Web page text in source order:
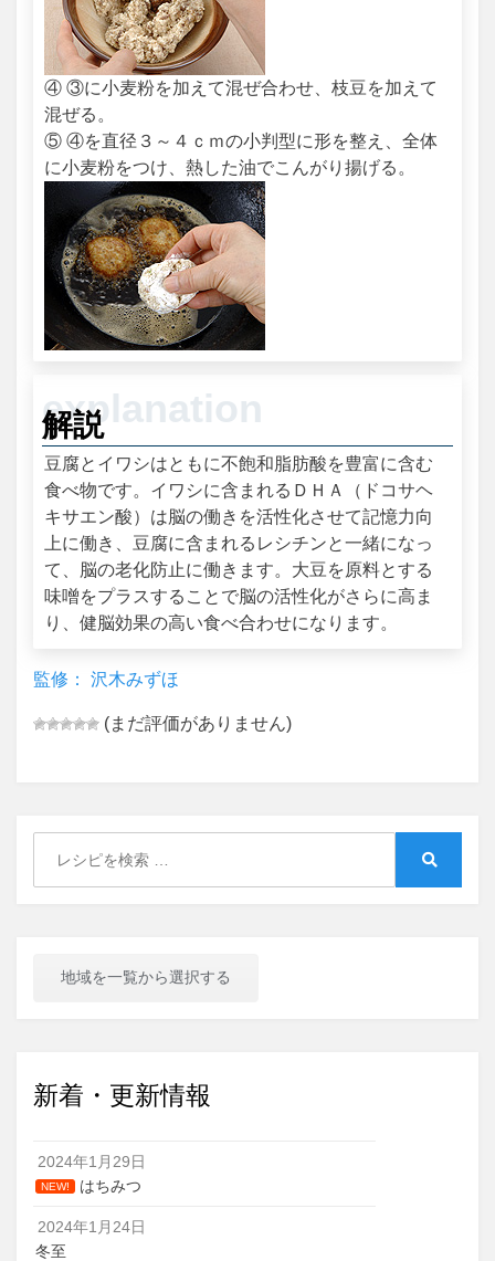
④ ③に小麦粉を加えて混ぜ合わせ、枝豆を加えて
混ぜる。
⑤ ④を直径３～４ｃｍの小判型に形を整え、全体
に小麦粉をつけ、熱した油でこんがり揚げる。
解説
豆腐とイワシはともに不飽和脂肪酸を豊富に含む
食べ物です。イワシに含まれるＤＨＡ（ドコサヘ
キサエン酸）は脳の働きを活性化させて記憶力向
上に働き、豆腐に含まれるレシチンと一緒になっ
て、脳の老化防止に働きます。大豆を原料とする
味噌をプラスすることで脳の活性化がさらに高ま
り、健脳効果の高い食べ合わせになります。
監修： 沢木みずほ
(まだ評価がありません)
地域を一覧から選択する
新着・更新情報
2024年1月29日
NEW! はちみつ
2024年1月24日
冬至